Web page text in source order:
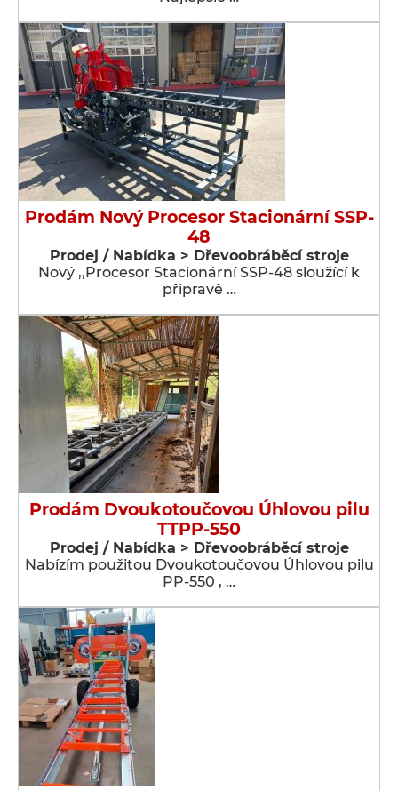
Prodám Nový Procesor Stacionární SSP-
48
Prodej / Nabídka > Dřevoobráběcí stroje
Nový ,,Procesor Stacionární SSP-48 sloužící k
přípravě …
Prodám Dvoukotoučovou Úhlovou pilu
TTPP-550
Prodej / Nabídka > Dřevoobráběcí stroje
Nabízím použitou Dvoukotoučovou Úhlovou pilu
PP-550 , …